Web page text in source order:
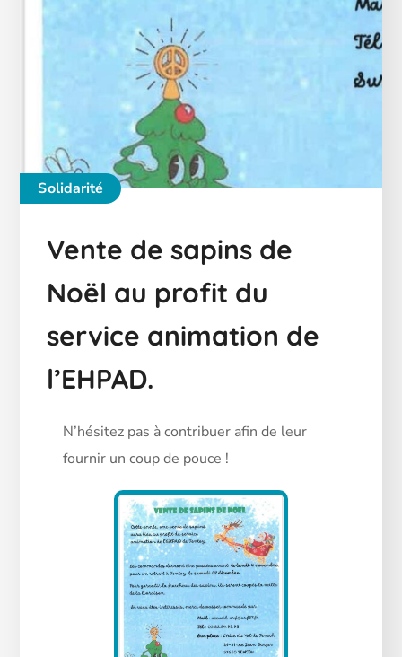
Solidarité
Vente de sapins de
Noël au profit du
service animation de
l’EHPAD.
N’hésitez pas à contribuer afin de leur
fournir un coup de pouce !